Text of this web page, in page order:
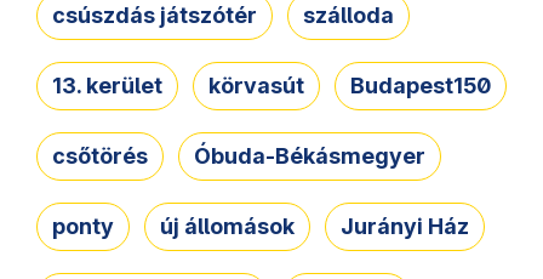
csúszdás játszótér szálloda
13. kerület körvasút Budapest150
csőtörés Óbuda-Békásmegyer
ponty új állomások Jurányi Ház